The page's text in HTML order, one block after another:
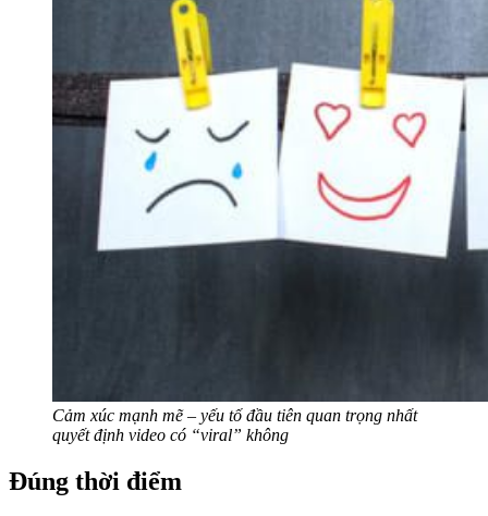
Cảm xúc mạnh mẽ – yếu tố đầu tiên quan trọng nhất
quyết định video có “viral” không
Đúng thời điểm